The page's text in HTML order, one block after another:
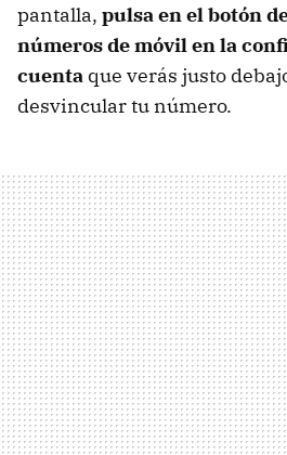
pantalla, pulsa en el botón
números de móvil en la
cuenta que verás justo
desvincular tu número.